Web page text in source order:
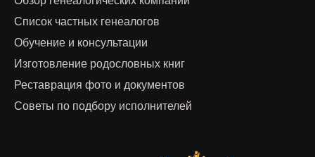
Список частных генеалогов
Обучение и консультации
Изготовление родословных книг
Реставрация фото и документов
Советы по подбору исполнителей